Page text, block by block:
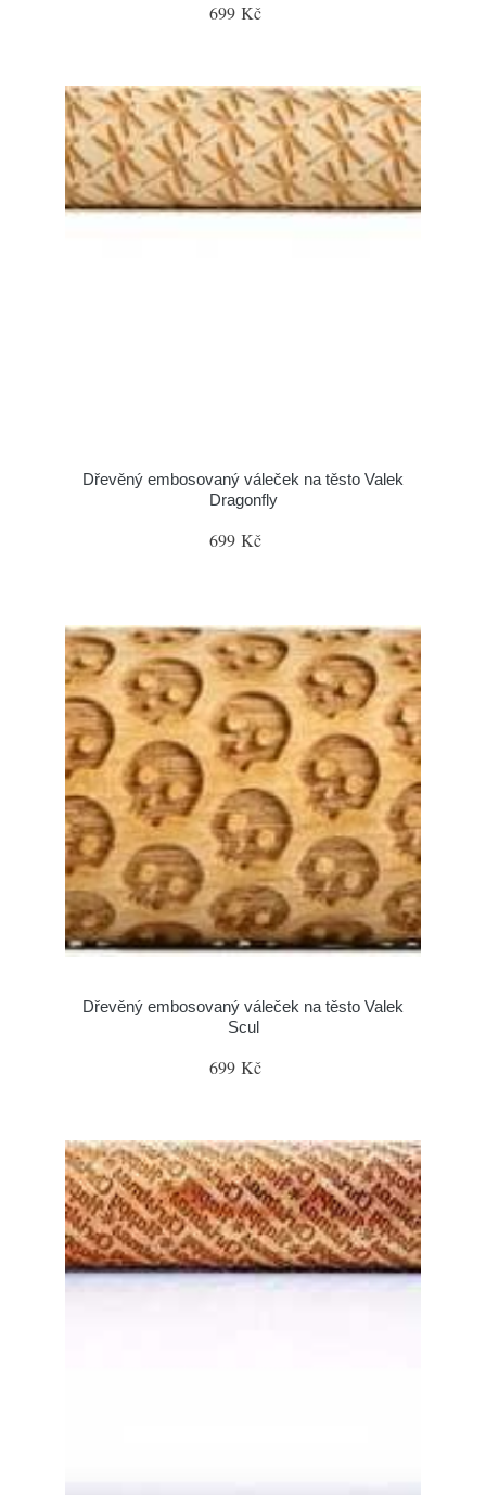
699 Kč
Dřevěný embosovaný váleček na těsto Valek
Dragonfly
699 Kč
Dřevěný embosovaný váleček na těsto Valek
Scul
699 Kč